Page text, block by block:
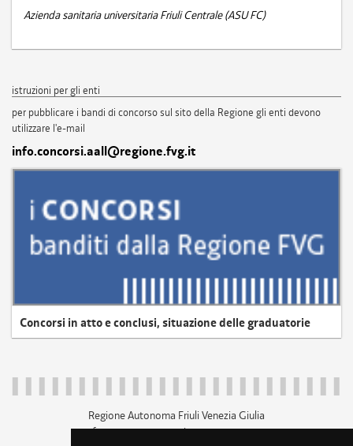
Azienda sanitaria universitaria Friuli Centrale (ASU FC)
istruzioni per gli enti
per pubblicare i bandi di concorso sul sito della Regione gli enti devono
utilizzare l'e-mail
info.concorsi.aall@regione.fvg.it
Concorsi in atto e conclusi, situazione delle graduatorie
Regione Autonoma Friuli Venezia Giulia
c.f. 80014930327; p.iva 00526040324